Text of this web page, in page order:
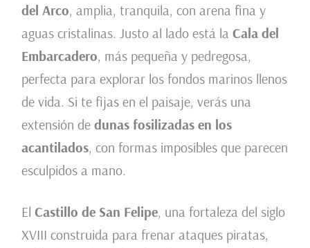
del Arco, amplia, tranquila, con arena fina y
aguas cristalinas. Justo al lado está la Cala del
Embarcadero, más pequeña y pedregosa,
perfecta para explorar los fondos marinos llenos
de vida. Si te fijas en el paisaje, verás una
extensión de dunas fosilizadas en los
acantilados, con formas imposibles que parecen
esculpidos a mano.
El Castillo de San Felipe, una fortaleza del siglo
XVIII construida para frenar ataques piratas,